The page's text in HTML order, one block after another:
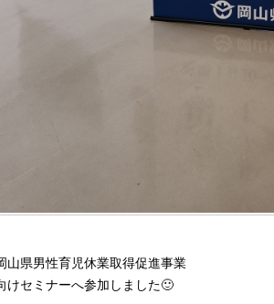
山県男性育児休業取得促進事業
けセミナーへ参加しました🙂